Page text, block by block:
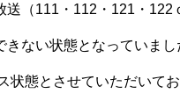
（111・112・121・122
ない状態となっていまし
態とさせていただいて